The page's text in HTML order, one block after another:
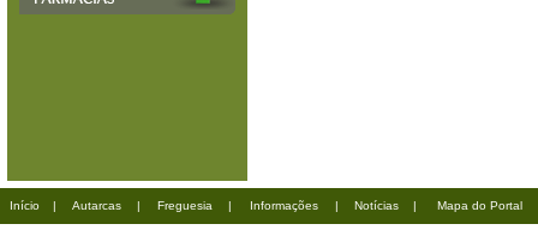
Início | Autarcas | Freguesia | Informações | Notícias | Mapa do Portal